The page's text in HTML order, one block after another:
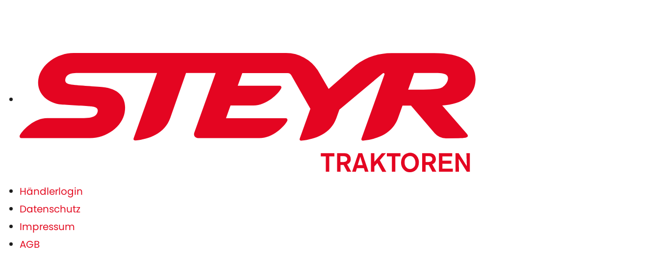
Händlerlogin
Datenschutz
Impressum
AGB